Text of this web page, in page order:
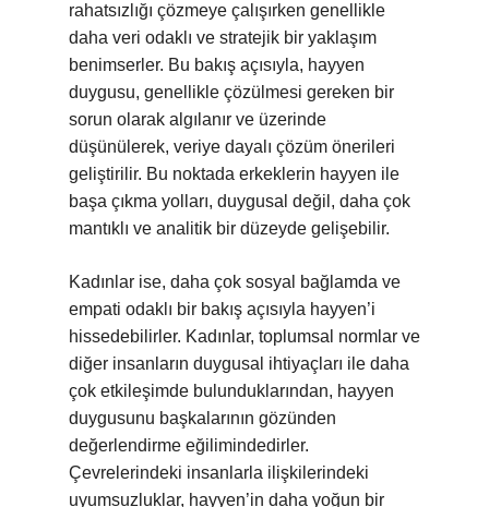
rahatsızlığı çözmeye çalışırken genellikle
daha veri odaklı ve stratejik bir yaklaşım
benimserler. Bu bakış açısıyla, hayyen
duygusu, genellikle çözülmesi gereken bir
sorun olarak algılanır ve üzerinde
düşünülerek, veriye dayalı çözüm önerileri
geliştirilir. Bu noktada erkeklerin hayyen ile
başa çıkma yolları, duygusal değil, daha çok
mantıklı ve analitik bir düzeyde gelişebilir.
Kadınlar ise, daha çok sosyal bağlamda ve
empati odaklı bir bakış açısıyla hayyen’i
hissedebilirler. Kadınlar, toplumsal normlar ve
diğer insanların duygusal ihtiyaçları ile daha
çok etkileşimde bulunduklarından, hayyen
duygusunu başkalarının gözünden
değerlendirme eğilimindedirler.
Çevrelerindeki insanlarla ilişkilerindeki
uyumsuzluklar, hayyen’in daha yoğun bir